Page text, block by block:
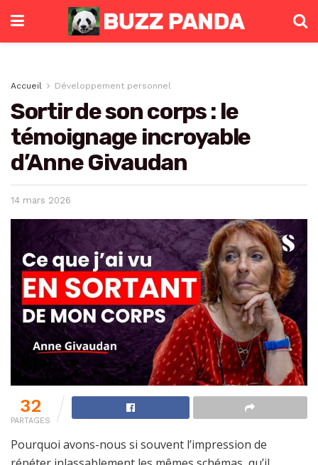
Accueil Développement personnel
Sortir de son corps : le
témoignage incroyable
d’Anne Givaudan
14 mars 2026
32
PARTAGES
Pourquoi avons-nous si souvent l’impression de